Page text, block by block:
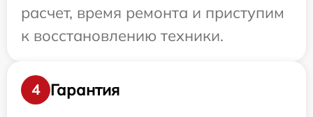
расчет, время ремонта и приступим
к восстановлению техники.
4
Гарантия